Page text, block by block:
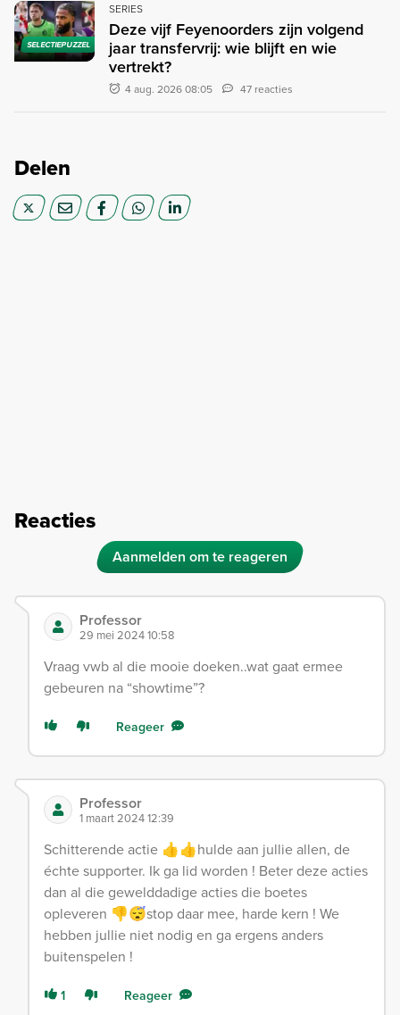
SELECTIEPUZZEL
SERIES
Deze vijf Feyenoorders zijn volgend
jaar transfervrij: wie blijft en wie
vertrekt?
4 aug. 2026 08:05 47 reacties
Delen
Reacties
Aanmelden om te reageren
Professor
29 mei 2024 10:58
Vraag vwb al die mooie doeken..wat gaat ermee
gebeuren na “showtime”?
Reageer
Professor
1 maart 2024 12:39
Schitterende actie 👍👍hulde aan jullie allen, de
échte supporter. Ik ga lid worden ! Beter deze acties
dan al die gewelddadige acties die boetes
opleveren 👎😴stop daar mee, harde kern ! We
hebben jullie niet nodig en ga ergens anders
buitenspelen !
1 Reageer